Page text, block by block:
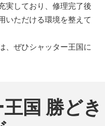
実しており、修理完了後
いただける環境を整えて
、ぜひシャッター王国に
国 勝どき